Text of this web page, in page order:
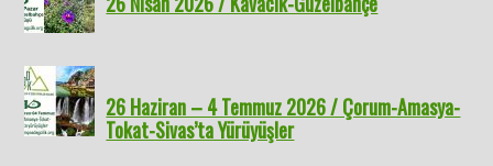
26 Haziran – 4 Temmuz 2026 / Çorum-Amasya-
Tokat-Sivas’ta Yürüyüşler